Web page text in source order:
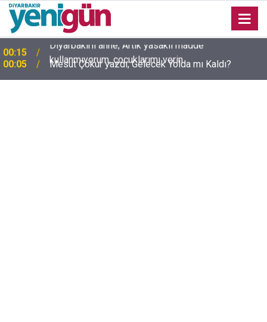
00:05 Mesut Çokur yazdı; Gelecek Yolda mı Kaldı?